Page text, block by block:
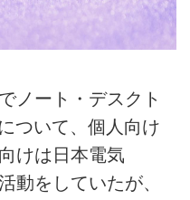
ノート・デスクト
ついて、個人向け
けは日本電気
動をしていたが、